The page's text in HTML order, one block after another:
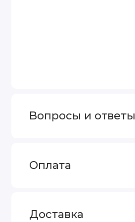
Вопросы и ответы
Оплата
Доставка